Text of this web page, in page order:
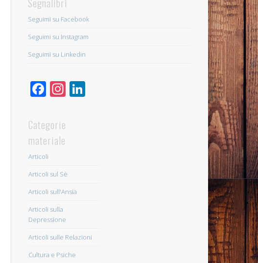
Seguimi su Facebook
Seguimi su Instagram
Seguimi su Linkedin
Facebook
Instagram
LinkedIn
Categorie
materiale
Articoli
Articoli sul Sè
Articoli sull'Ansia
Articoli sulla
Depressione
Articoli sulle Relazioni
Cultura e Psiche